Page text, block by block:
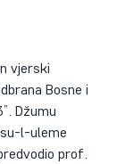
vjerski
Bosne i
Džumu
l-uleme
prof.